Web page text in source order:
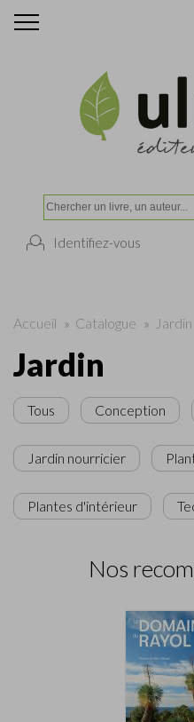
Identifiez-vous
Accueil » Catalogue » Jardin
Jardin
Tous Conception
Jardin nourricier
Plantes d'intérieur
Nos